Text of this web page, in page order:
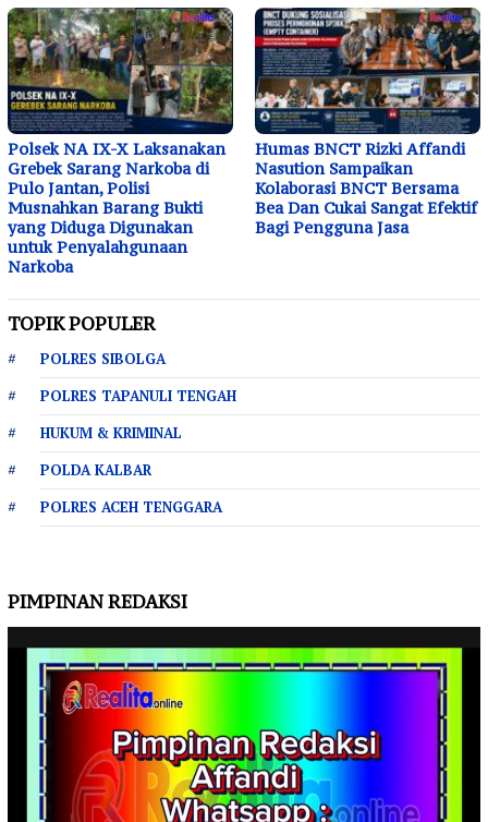
Polsek NA IX-X Laksanakan
Grebek Sarang Narkoba di
Pulo Jantan, Polisi
Musnahkan Barang Bukti
yang Diduga Digunakan
untuk Penyalahgunaan
Narkoba
Humas BNCT Rizki Affandi
Nasution Sampaikan
Kolaborasi BNCT Bersama
Bea Dan Cukai Sangat Efektif
Bagi Pengguna Jasa
TOPIK POPULER
POLRES SIBOLGA
POLRES TAPANULI TENGAH
HUKUM & KRIMINAL
POLDA KALBAR
POLRES ACEH TENGGARA
PIMPINAN REDAKSI